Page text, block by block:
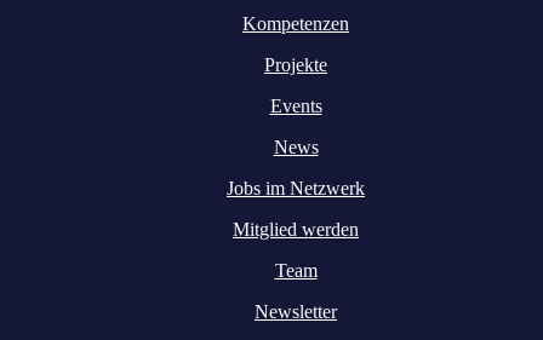
Kompetenzen
Projekte
Events
News
Jobs im Netzwerk
Mitglied werden
Team
Newsletter